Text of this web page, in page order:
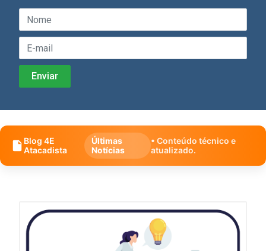
Blog 4E
Atacadista
Últimas
Notícias
• Conteúdo técnico e
atualizado.